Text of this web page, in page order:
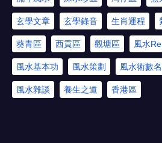
玄學文章 玄學錄音 生肖運程
葵青區 西貢區 觀塘區 風水
風水基本功 風水策劃 風水術數
風水雜談 養生之道 香港區